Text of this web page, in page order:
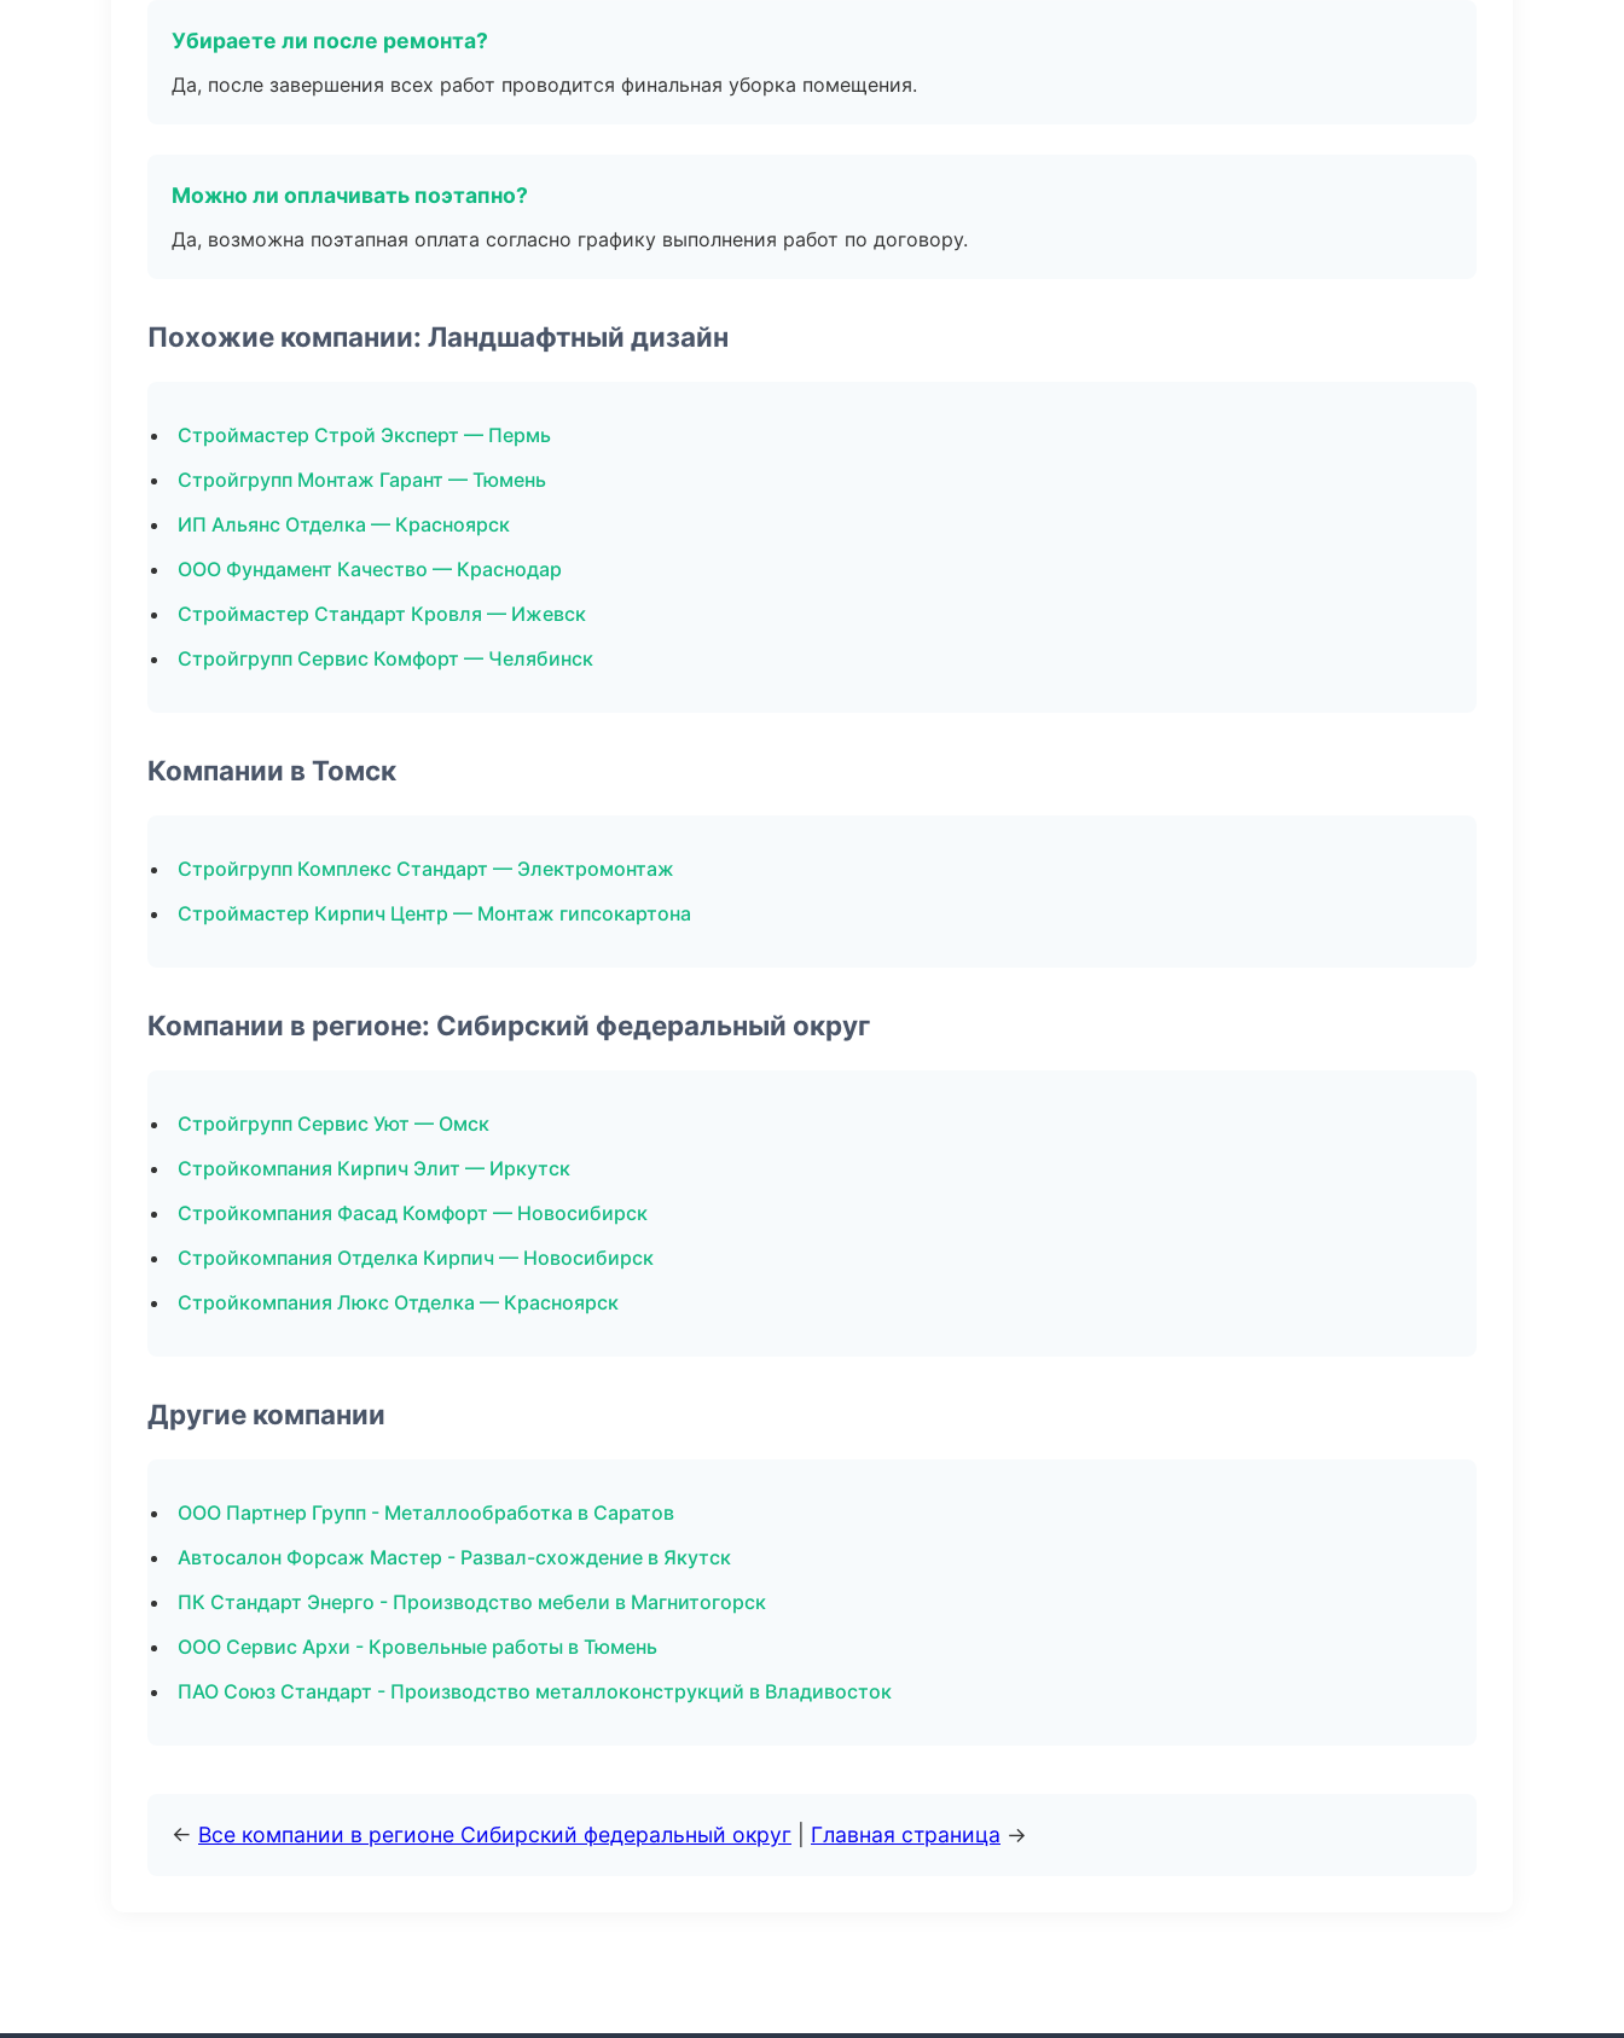
Убираете ли после ремонта?
Да, после завершения всех работ проводится финальная уборка помещения.
Можно ли оплачивать поэтапно?
Да, возможна поэтапная оплата согласно графику выполнения работ по договору.
Похожие компании: Ландшафтный дизайн
Строймастер Строй Эксперт — Пермь
Стройгрупп Монтаж Гарант — Тюмень
ИП Альянс Отделка — Красноярск
ООО Фундамент Качество — Краснодар
Строймастер Стандарт Кровля — Ижевск
Стройгрупп Сервис Комфорт — Челябинск
Компании в Томск
Стройгрупп Комплекс Стандарт — Электромонтаж
Строймастер Кирпич Центр — Монтаж гипсокартона
Компании в регионе: Сибирский федеральный округ
Стройгрупп Сервис Уют — Омск
Стройкомпания Кирпич Элит — Иркутск
Стройкомпания Фасад Комфорт — Новосибирск
Стройкомпания Отделка Кирпич — Новосибирск
Стройкомпания Люкс Отделка — Красноярск
Другие компании
ООО Партнер Групп - Металлообработка в Саратов
Автосалон Форсаж Мастер - Развал-схождение в Якутск
ПК Стандарт Энерго - Производство мебели в Магнитогорск
ООО Сервис Архи - Кровельные работы в Тюмень
ПАО Союз Стандарт - Производство металлоконструкций в Владивосток
← Все компании в регионе Сибирский федеральный округ Главная страница →